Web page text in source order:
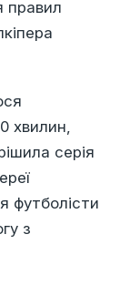
правил
хвилин,
серія
футболісти
з